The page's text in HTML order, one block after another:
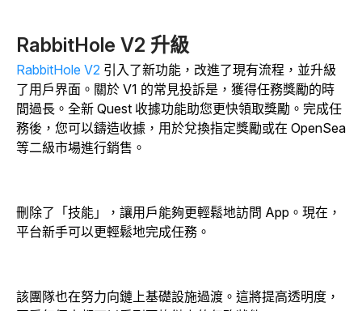
RabbitHole V2 升級
RabbitHole V2 引入了新功能，改進了現有流程，並升級
了用戶界面。關於 V1 的常見投訴是，獲得任務獎勵的時
間過長。全新 Quest 收據功能助您更快領取獎勵。完成任
務後，您可以鑄造收據，用於兌換指定獎勵或在 OpenSea
等二級市場進行銷售。
刪除了「技能」，讓用戶能夠更輕鬆地訪問 App。現在，
平台新手可以更輕鬆地完成任務。
該團隊也在努力向鏈上基礎設施過渡。這將提高透明度，